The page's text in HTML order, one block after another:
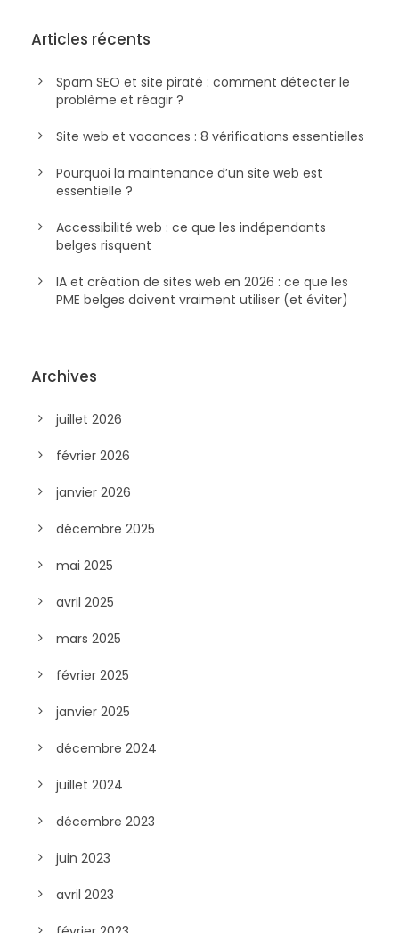
Articles récents
Spam SEO et site piraté : comment détecter le
problème et réagir ?
Site web et vacances : 8 vérifications essentielles
Pourquoi la maintenance d’un site web est
essentielle ?
Accessibilité web : ce que les indépendants
belges risquent
IA et création de sites web en 2026 : ce que les
PME belges doivent vraiment utiliser (et éviter)
Archives
juillet 2026
février 2026
janvier 2026
décembre 2025
mai 2025
avril 2025
mars 2025
février 2025
janvier 2025
décembre 2024
juillet 2024
décembre 2023
juin 2023
avril 2023